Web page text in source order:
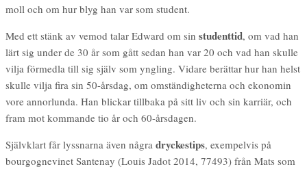
moll och om hur blyg han var som student.
Med ett stänk av vemod talar Edward om sin studenttid, om vad han
lärt sig under de 30 år som gått sedan han var 20 och vad han skulle
vilja förmedla till sig själv som yngling. Vidare berättar hur han helst
skulle vilja fira sin 50-årsdag, om omständigheterna och ekonomin
vore annorlunda. Han blickar tillbaka på sitt liv och sin karriär, och
fram mot kommande tio år och 60-årsdagen.
Självklart får lyssnarna även några dryckestips, exempelvis på
bourgognevinet Santenay (Louis Jadot 2014, 77493) från Mats som